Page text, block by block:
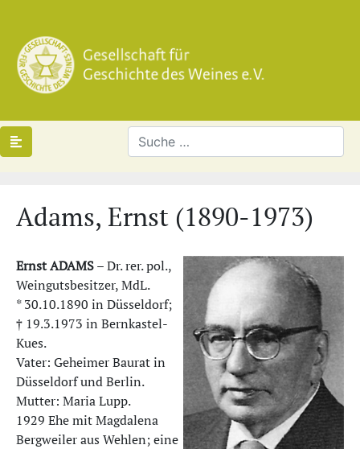
Adams, Ernst (1890-1973)
Ernst ADAMS– Dr. rer. pol.,
Weingutsbesitzer, MdL.
* 30.10.1890 in Düsseldorf;
† 19.3.1973 in Bernkastel-
Kues.
Vater: Geheimer Baurat in
Düsseldorf und Berlin.
Mutter: Maria Lupp.
1929 Ehe mit Magdalena
Bergweiler aus Wehlen; eine